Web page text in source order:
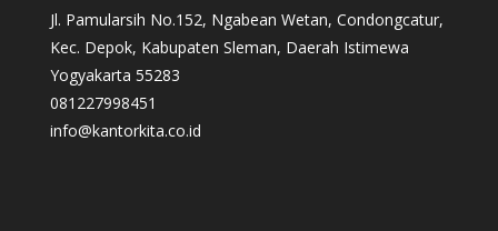
Jl. Pamularsih No.152, Ngabean Wetan, Condongcatur,
Kec. Depok, Kabupaten Sleman, Daerah Istimewa
Yogyakarta 55283
081227998451
info@kantorkita.co.id